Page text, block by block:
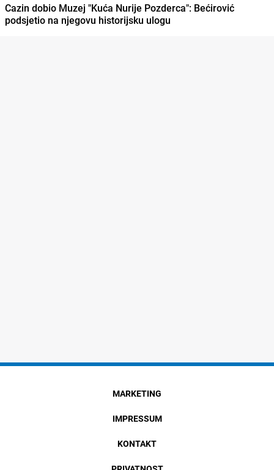
Cazin dobio Muzej "Kuća Nurije Pozderca": Bećirović
podsjetio na njegovu historijsku ulogu
MARKETING
IMPRESSUM
KONTAKT